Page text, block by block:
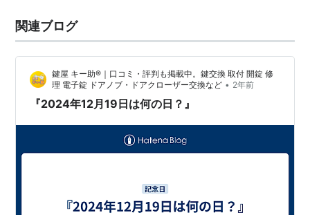
関連ブログ
鍵屋 キー助®｜口コミ・評判も掲載中。鍵交換 取付 開錠 修
理 電子錠 ドアノブ・ドアクローザー交換など • 2年前
『2024年12月19日は何の日？』